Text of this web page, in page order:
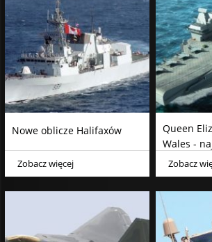
Nowe oblicze Halifaxów
Zobacz więcej
Queen
Wales -
Royal Navy
Zobacz